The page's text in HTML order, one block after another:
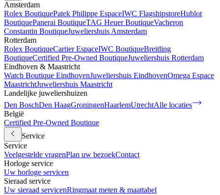
Amsterdam
Rolex BoutiquePatek Philippe EspaceIWC FlagshipstoreHublot
BoutiquePanerai BoutiqueTAG Heuer BoutiqueVacheron
Constantin BoutiqueJuweliershuis Amsterdam
Rotterdam
Rolex BoutiqueCartier EspaceIWC BoutiqueBreitling
BoutiqueCertified Pre-Owned BoutiqueJuweliershuis Rotterdam
Eindhoven & Maastricht
Watch Boutique EindhovenJuweliershuis EindhovenOmega Espace
MaastrichtJuweliershuis Maastricht
Landelijke juweliershuizen
Den BoschDen HaagGroningenHaarlemUtrechtAlle locaties
België
Certified Pre-Owned Boutique
Service
Service
Veelgestelde vragenPlan uw bezoekContact
Horloge service
Uw horloge servicen
Sieraad service
Uw sieraad servicenRingmaat meten & maattabel